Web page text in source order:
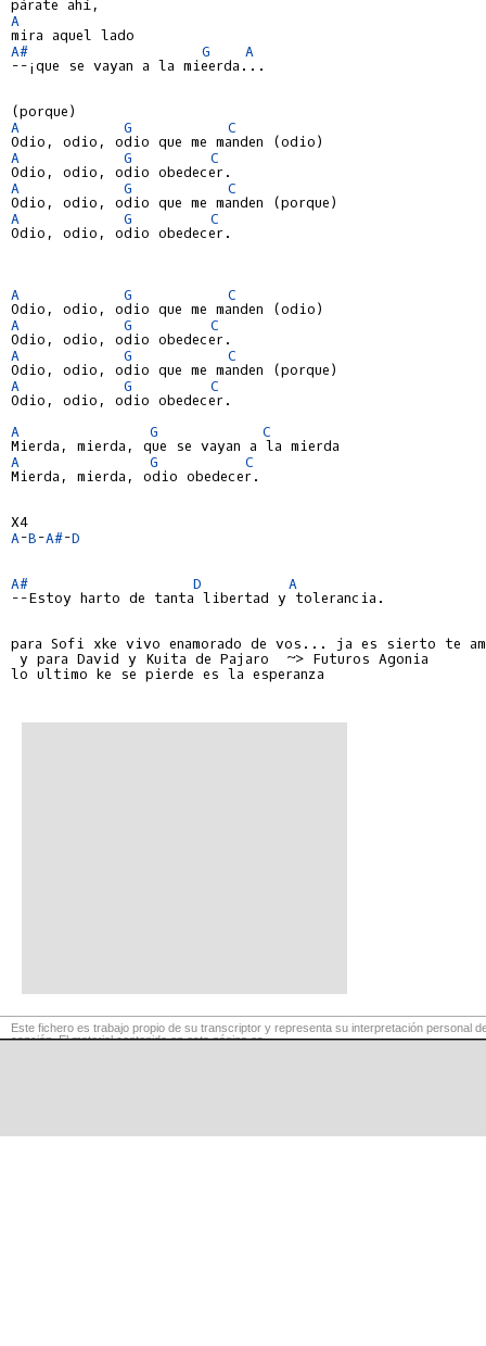
A
A#
G
A
--¡que se vayan a la mieerda...
A
G
C
A
G
C
A
G
C
A
G
C
Odio, odio, odio obedecer.
A G
C
A
G
C
A
G
C
A
G
C
Odio, odio, odio obedecer.
A
G
C
A
G
C
Mierda, mierda, odio obedecer.
A-B-A#-D
A# D
A
--Estoy harto de tanta libertad y tolerancia.
para Sofi xke vivo enamorado de vos... ja es sierto te
y para David y Kuita de Pajaro  ~> Futuros Agonia
lo ultimo ke se pierde es la esperanza
Este fichero es trabajo propio de su transcriptor y representa su interpretación personal
canción. El material contenido en esta página es